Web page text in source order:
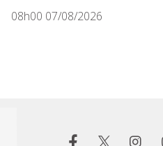
08h00 07/08/2026